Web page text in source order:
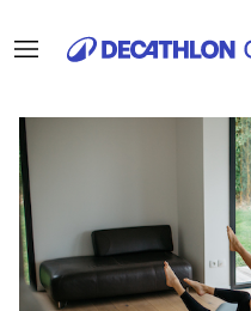
Menu